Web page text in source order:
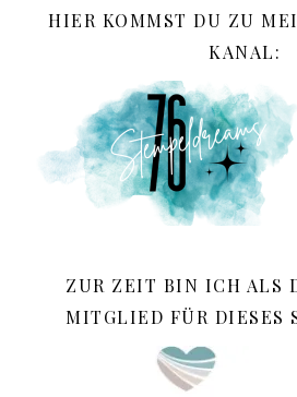
HIER KOMMST DU ZU
KANAL:
ZUR ZEIT BIN ICH ALS
MITGLIED FÜR DIESES